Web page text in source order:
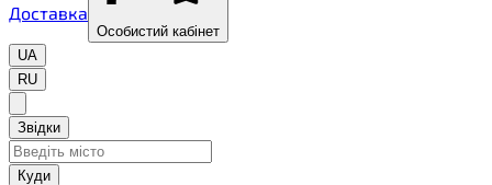
Доставка
Особистий кабінет
UA
RU
Звідки
Куди